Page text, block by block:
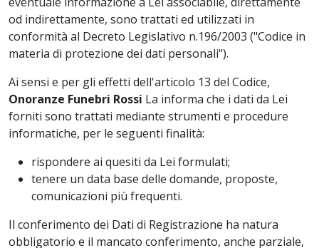
od indirettamente, sono trattati ed utilizzati in
conformità al Decreto Legislativo n.196/2003 ("Codice in
materia di protezione dei dati personali").
Ai sensi e per gli effetti dell'articolo 13 del Codice,
Onoranze Funebri Rossi La informa che i dati da Lei
forniti sono trattati mediante strumenti e procedure
informatiche, per le seguenti finalità:
rispondere ai quesiti da Lei formulati;
tenere un data base delle domande, proposte,
comunicazioni più frequenti.
Il conferimento dei Dati di Registrazione ha natura
obbligatorio e il mancato conferimento, anche parziale,